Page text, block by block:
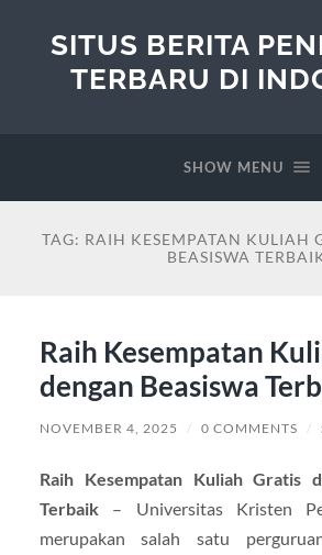
SITUS BERITA
TERBARU DI
SHOW MENU
TAG: RAIH KESEMPATAN KULIAH
BEASISWA
Raih Kesempatan
dengan Beasiswa
NOVEMBER 4, 2025 / 0 COMMENTS /
Raih Kesempatan Kuliah Gratis
Terbaik– Universitas Kristen
merupakan salah satu